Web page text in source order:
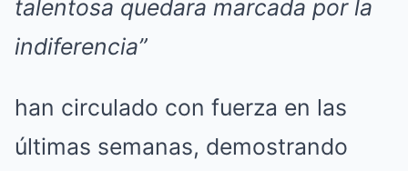
talentosa quedara marcada por la
indiferencia”
han circulado con fuerza en las
últimas semanas, demostrando